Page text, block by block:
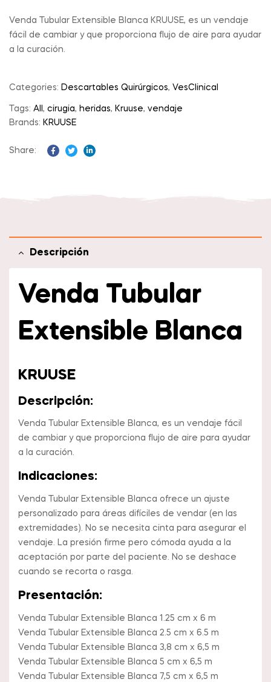
Venda Tubular Extensible Blanca KRUUSE, es un vendaje
fácil de cambiar y que proporciona flujo de aire para ayudar
a la curación.
Categories: Descartables Quirúrgicos, VesClinical
Tags: All , cirugia, heridas, Kruuse, vendaje
Brands: KRUUSE
Share:
Descripción
Venda Tubular
Extensible Blanca
KRUUSE
Descripción:
Venda Tubular Extensible Blanca, es un vendaje fácil
de cambiar y que proporciona flujo de aire para ayudar
a la curación.
Indicaciones:
Venda Tubular Extensible Blanca ofrece un ajuste
personalizado para áreas difíciles de vendar (en las
extremidades). No se necesita cinta para asegurar el
vendaje. La presión firme pero cómoda ayuda a la
aceptación por parte del paciente. No se deshace
cuando se recorta o rasga.
Presentación:
Venda Tubular Extensible Blanca 1.25 cm x 6 m
Venda Tubular Extensible Blanca 2.5 cm x 6.5 m
Venda Tubular Extensible Blanca 3,8 cm x 6,5 m
Venda Tubular Extensible Blanca 5 cm x 6,5 m
Venda Tubular Extensible Blanca 7,5 cm x 6,5 m